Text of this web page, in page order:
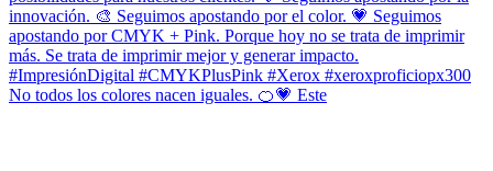
No todos los colores nacen iguales. 🍊💗 Este